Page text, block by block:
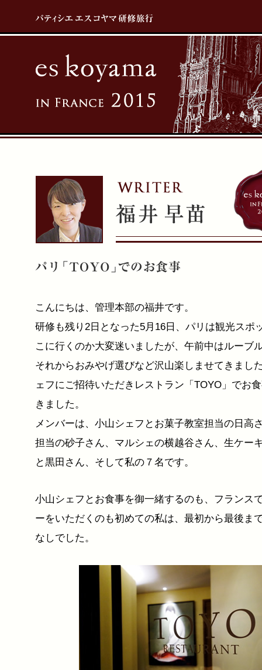
こんにちは、管理本部の福井です。
研修も残り2日となった5月16日、パリは観光スポ
こに行くのか大変迷いましたが、午前中はルーブ
それからおみやげ選びなど沢山楽しませてきまし
ェフにご招待いただきレストラン「TOYO」でお
きました。
メンバーは、小山シェフとお菓子教室担当の日高
担当の砂子さん、マルシェの横越谷さん、生ケー
と黒田さん、そして私の７名です。
小山シェフとお食事を御一緒するのも、フランス
ーをいただくのも初めての私は、最初から最後ま
なしでした。